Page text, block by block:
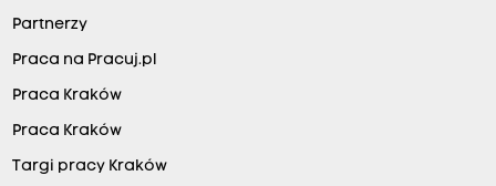
Partnerzy
Praca na Pracuj.pl
Praca Kraków
Praca Kraków
Targi pracy Kraków